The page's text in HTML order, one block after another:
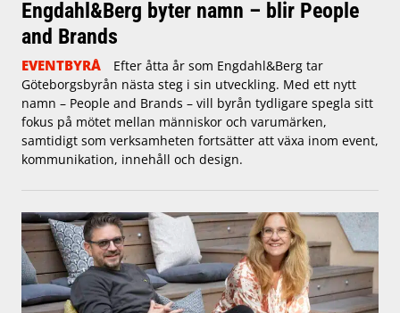
Engdahl&Berg byter namn – blir People
and Brands
EVENTBYRÅ
Efter åtta år som Engdahl&Berg tar
Göteborgsbyrån nästa steg i sin utveckling. Med ett nytt
namn – People and Brands – vill byrån tydligare spegla sitt
fokus på mötet mellan människor och varumärken,
samtidigt som verksamheten fortsätter att växa inom event,
kommunikation, innehåll och design.